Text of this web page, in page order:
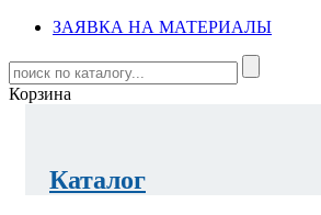
ЗАЯВКА НА МАТЕРИАЛЫ
Корзина
Каталог